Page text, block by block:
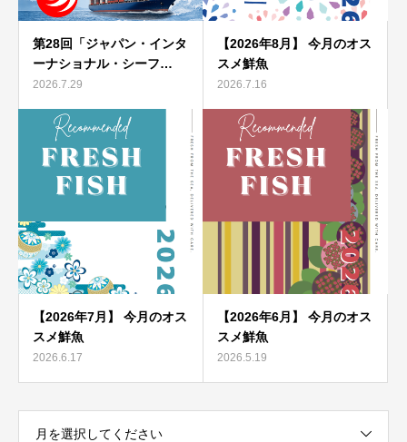
第28回「ジャパン・インタ
ーナショナル・シーフ…
2026.7.29
【2026年8月】 今月のオス
スメ鮮魚
2026.7.16
【2026年7月】 今月のオス
スメ鮮魚
2026.6.17
【2026年6月】 今月のオス
スメ鮮魚
2026.5.19
月を選択してください